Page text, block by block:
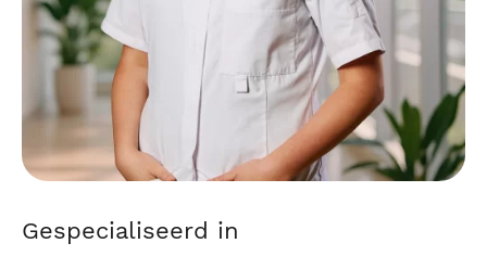
Gespecialiseerd in